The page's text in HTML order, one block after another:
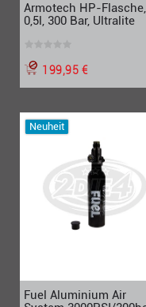
Armotech HP-
0,5l, 300 Bar, Ultralite
199,95 €
Neuheit
Fuel Aluminium Air